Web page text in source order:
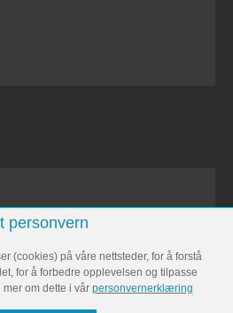
personvern
(cookies) på våre nettsteder, for å forstå
for å forbedre opplevelsen og tilpasse
om dette i vår personvernerklæring